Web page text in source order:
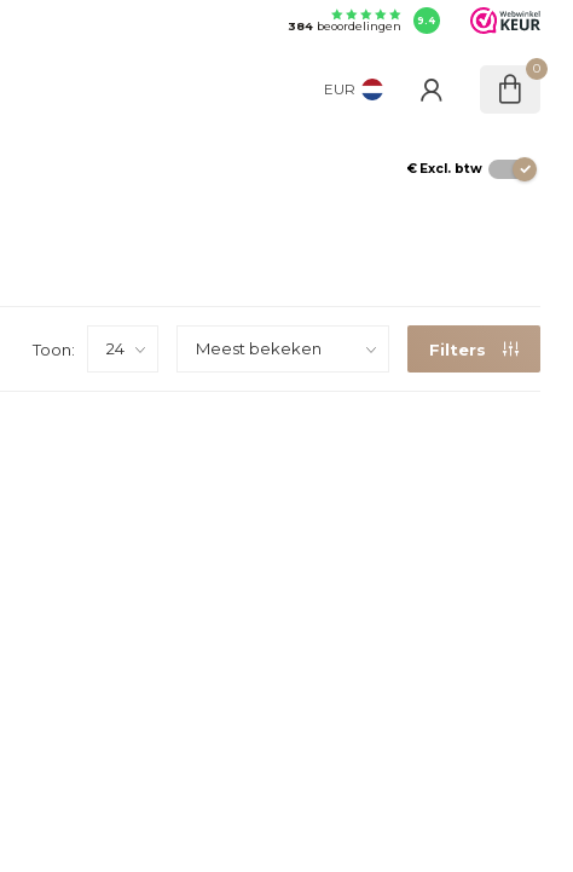
384beoordelingen 9.4
EUR
0
€ Excl. btw
Toon: Filters